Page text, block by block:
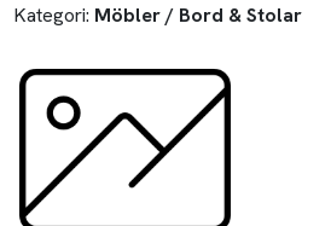
Kategori: Möbler / Bord & Stolar